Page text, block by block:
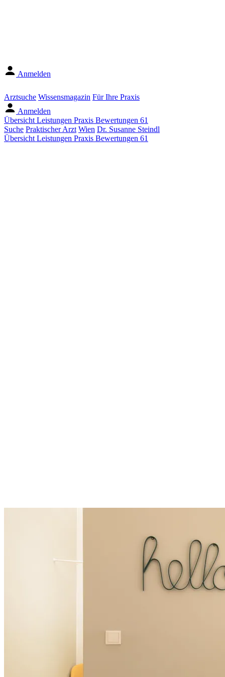
Anmelden
Arztsuche Wissensmagazin Für Ihre Praxis
Anmelden
Übersicht Leistungen Praxis Bewertungen 61
Suche Praktischer Arzt Wien Dr. Susanne Steindl
Übersicht Leistungen Praxis Bewertungen 61